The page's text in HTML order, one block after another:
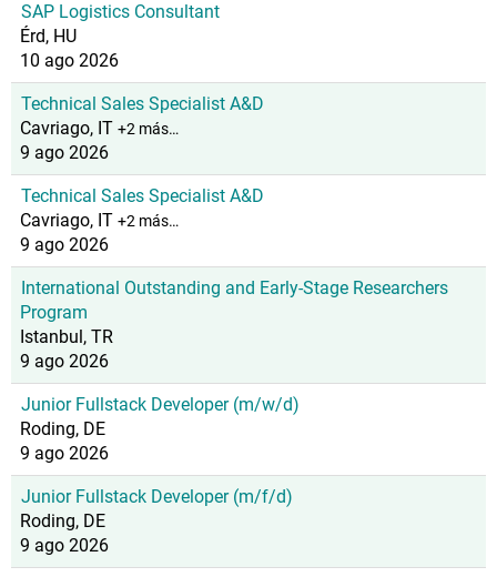
SAP Logistics Consultant
Érd, HU
10 ago 2026
Technical Sales Specialist A&D
Cavriago, IT +2 más…
9 ago 2026
Technical Sales Specialist A&D
Cavriago, IT +2 más…
9 ago 2026
International Outstanding and Early-Stage Researchers
Program
Istanbul, TR
9 ago 2026
Junior Fullstack Developer (m/w/d)
Roding, DE
9 ago 2026
Junior Fullstack Developer (m/f/d)
Roding, DE
9 ago 2026